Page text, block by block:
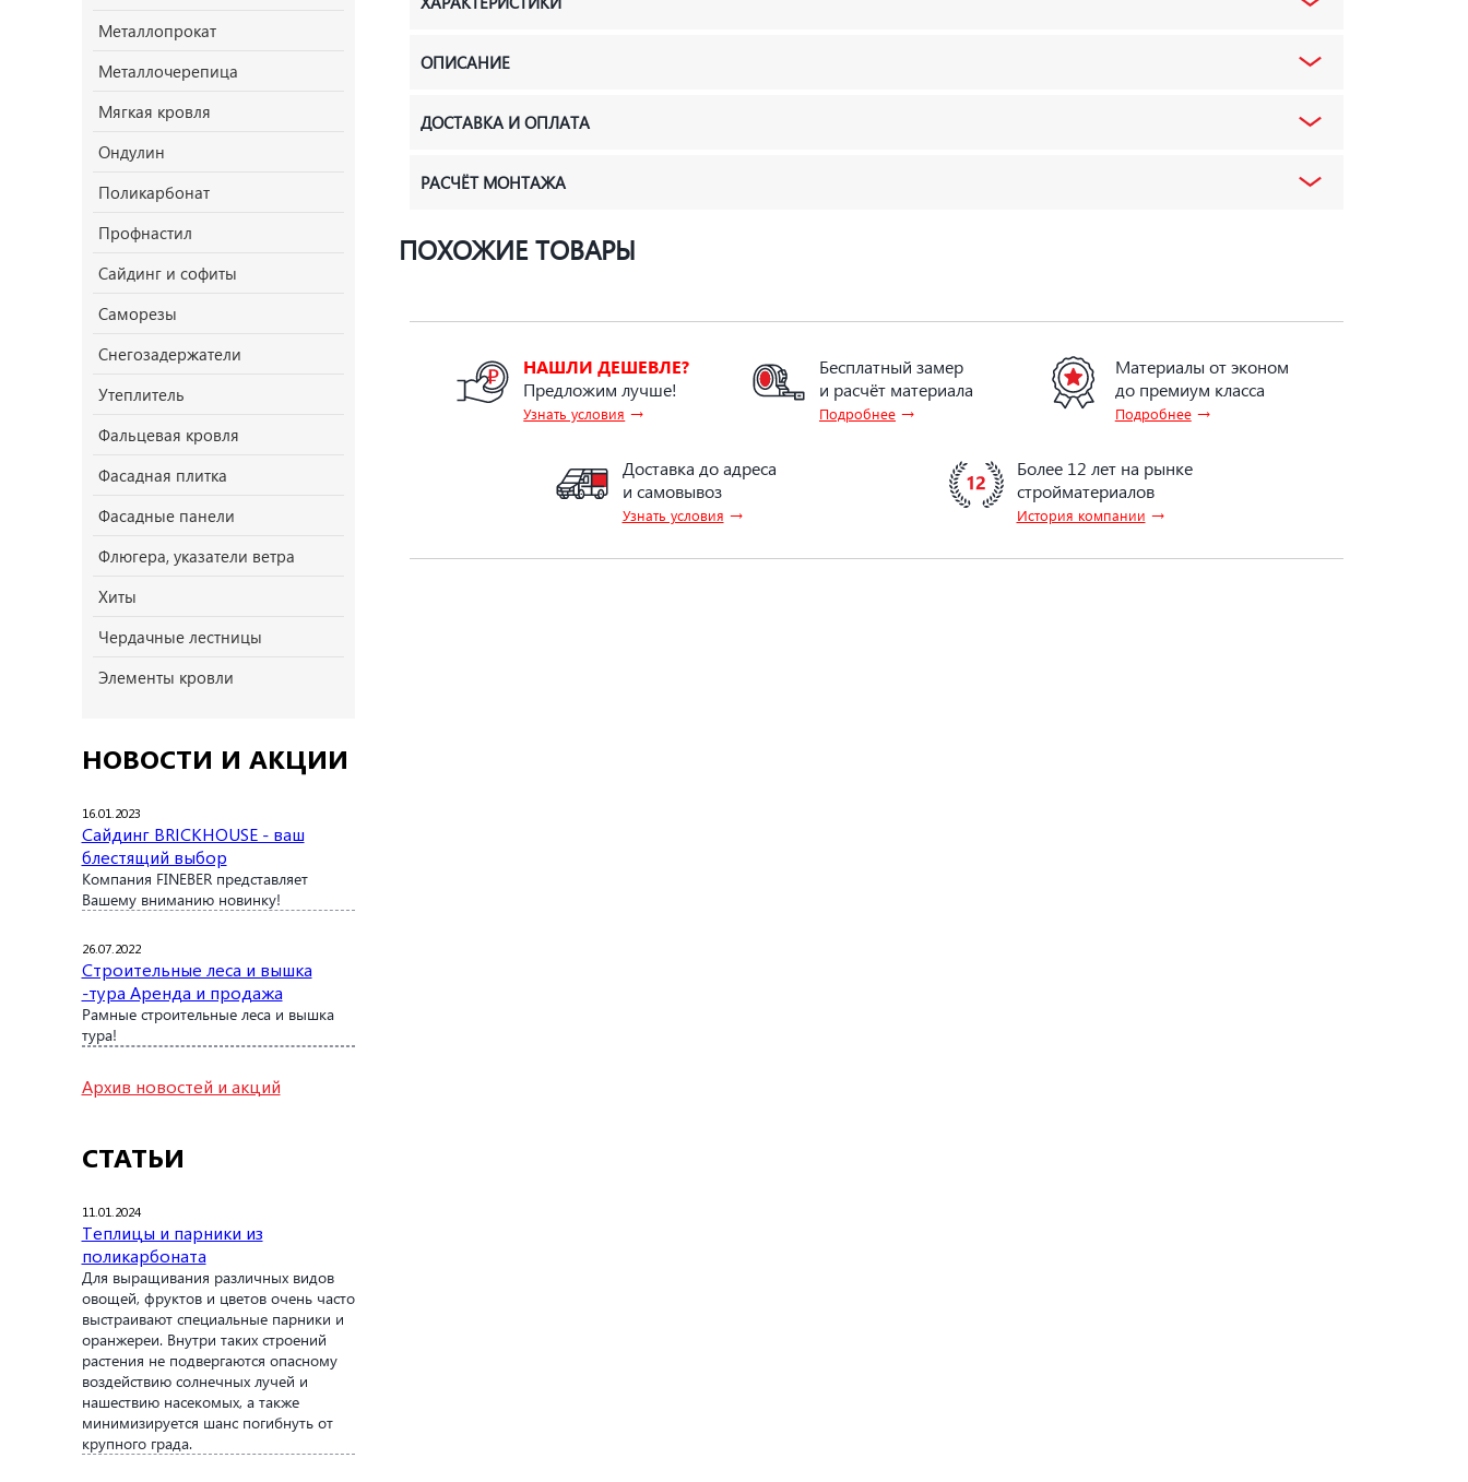
Металлопрокат
Металлочерепица
Мягкая кровля
Ондулин
Поликарбонат
Профнастил
Сайдинг и софиты
Саморезы
Снегозадержатели
Утеплитель
Фальцевая кровля
Фасадная плитка
Фасадные панели
Флюгера, указатели ветра
Хиты
Чердачные лестницы
Элементы кровли
НОВОСТИ И АКЦИИ
16.01.2023
Сайдинг BRICKHOUSE - ваш
блестящий выбор
Компания FINEBER представляет
Вашему вниманию новинку!
26.07.2022
Строительные леса и вышка
-тура Аренда и продажа
Рамные строительные леса и вышка
тура!
Архив новостей и акций
СТАТЬИ
11.01.2024
Теплицы и парники из
поликарбоната
Для выращивания различных видов
овощей, фруктов и цветов очень часто
выстраивают специальные парники и
оранжереи. Внутри таких строений
растения не подвергаются опасному
воздействию солнечных лучей и
нашествию насекомых, а также
минимизируется шанс погибнуть от
крупного града.
ОПИСАНИЕ
ДОСТАВКА И ОПЛАТА
РАСЧЁТ МОНТАЖА
ПОХОЖИЕ ТОВАРЫ
НАШЛИ ДЕШЕВЛЕ?
Предложим лучше!
Узнать условия →
Бесплатный замер
и расчёт материала
Подробнее →
Материалы от эконом
до премиум класса
Подробнее→
Доставка до адреса
и самовывоз
Узнать условия →
Более 12 лет на рынке
стройматериалов
История компании →